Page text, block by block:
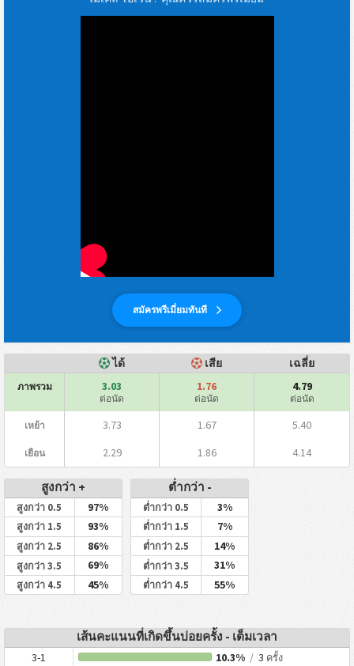
สมัครพรีเมี่ยมทันที
ได้ เสีย เฉลี่ย
ภาพรวม 3.03
ต่อนัด
1.76
ต่อนัด
4.79
ต่อนัด
เหย้า 3.73 1.67 5.40
เยือน 2.29 1.86 4.14
สูงกว่า +
สูงกว่า 0.5 97%
สูงกว่า 1.5 93%
สูงกว่า 2.5 86%
สูงกว่า 3.5 69%
สูงกว่า 4.5 45%
ต่ำกว่า -
ต่ำกว่า 0.5 3%
ต่ำกว่า 1.5 7%
ต่ำกว่า 2.5 14%
ต่ำกว่า 3.5 31%
ต่ำกว่า 4.5 55%
เส้นคะแนนที่เกิดขึ้นบ่อยครั้ง - เต็มเวลา
3-1 10.3% / 3 ครั้ง